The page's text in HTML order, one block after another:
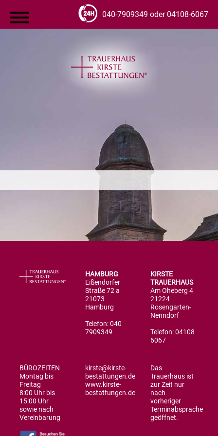
040-7909349 oder 04108-6067
HAMBURG
Eißendorfer
Straße 72 a
21073
Hamburg
Telefon: 040
7909349
KIRSTE
TRAUERHAUS
Am Oheberg 4
21224
Rosengarten-
Nenndorf
Telefon: 04108
6067
BÜROZEITEN
Montag bis
Freitag
8:00 Uhr bis
15:00 Uhr
sowie nach
Vereinbarung
kirste@kirste-
bestattungen.de
www.kirste-
bestattungen.de
Das
Trauerhaus ist
zur Zeit nur
nach
vorheriger
Terminabsprache
geöffnet.